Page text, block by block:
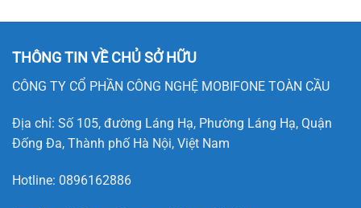
THÔNG TIN VỀ CHỦ SỞ HỮU
CÔNG TY CỔ PHẦN CÔNG NGHỆ MOBIFONE TOÀN CẦU
Địa chỉ: Số 105, đường Láng Hạ, Phường Láng Hạ, Quận
Đống Đa, Thành phố Hà Nội, Việt Nam
Hotline: 0896162886